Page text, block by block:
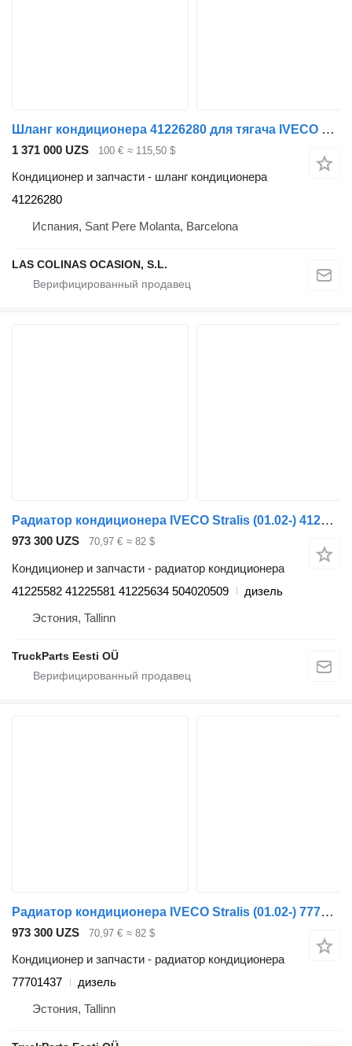
Шланг кондиционера 41226280 для тягача IVECO Stralis
1 371 000 UZS 100 € ≈ 115,50 $
Кондиционер и запчасти - шланг кондиционера
41226280
Испания, Sant Pere Molanta, Barcelona
LAS COLINAS OCASION, S.L.
Радиатор кондиционера IVECO Stralis (01.02-) 41225582 для тягача IVECO Stralis, Trakker (2002-)
973 300 UZS 70,97 € ≈ 82 $
Кондиционер и запчасти - радиатор кондиционера
41225582 41225581 41225634 504020509
дизель
Эстония, Tallinn
TruckParts Eesti OÜ
Радиатор кондиционера IVECO Stralis (01.02-) 77701437 для тягача IVECO Stralis, Trakker (2002-)
973 300 UZS 70,97 € ≈ 82 $
Кондиционер и запчасти - радиатор кондиционера
77701437
дизель
Эстония, Tallinn